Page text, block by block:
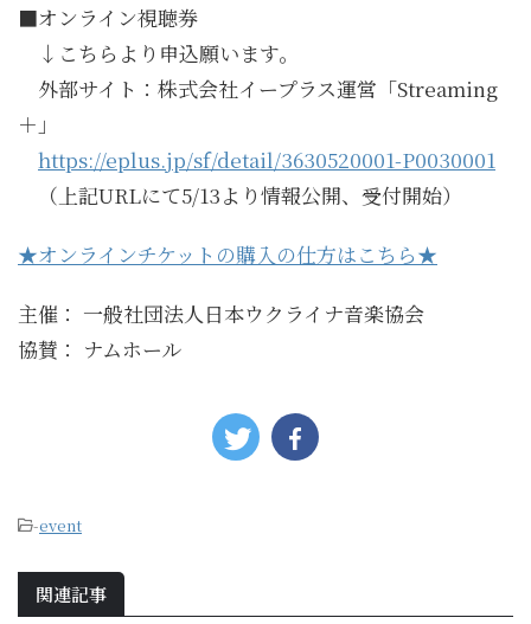
■オンライン視聴券
↓こちらより申込願います。
外部サイト：株式会社イープラス運営「Streaming
＋」
https://eplus.jp/sf/detail/3630520001-P0030001
（上記URLにて5/13より情報公開、受付開始）
★オンラインチケットの購入の仕方はこちら★
主催： 一般社団法人日本ウクライナ音楽協会
協賛： ナムホール
-event
関連記事